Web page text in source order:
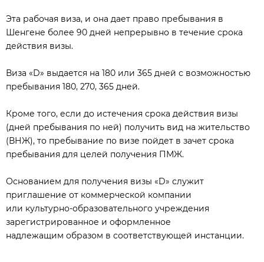
Эта рабочая виза, и она дает право пребывания в
Шенгене более 90 дней непрерывно в течение срока
действия визы.
Виза «D» выдается на 180 или 365 дней с возможностью
пребывания 180, 270, 365 дней.
Кроме того, если до истечения срока действия визы
(дней пребывания по ней) получить вид на жительство
(ВНЖ), то пребывание по визе пойдет в зачет срока
пребывания для целей получения ПМЖ.
Основанием для получения визы «D» служит
приглашение от коммерческой компании
или культурно-образовательного учреждения
зарегистрированное и оформленное
надлежащим образом в соответствующей инстанции.